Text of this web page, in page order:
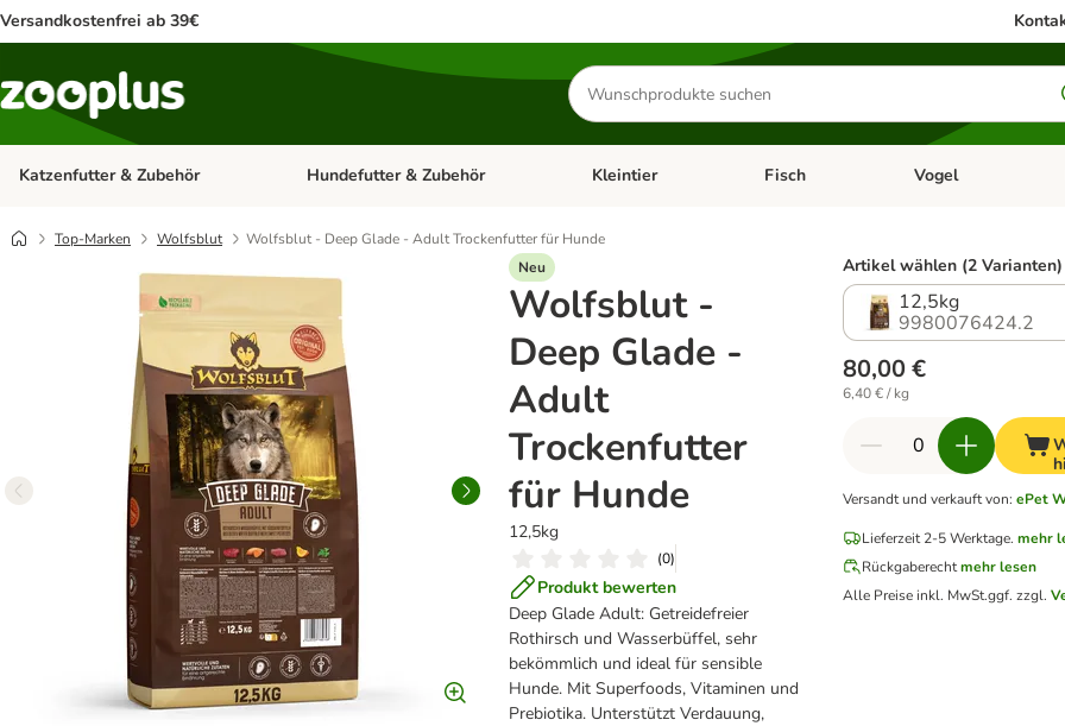
Versandkostenfrei ab 39€
Produkte
suchen
Katzenfutter & Zubehör Kategorie-Menü öffnen: Katzenfutter & Zubehör
Hundefutter & Zubehör Kategorie-Menü öffnen: Hundefutter & Zubehör
Kleintier Kategorie-Menü öffnen: Kleintier
Fisch Kategorie-Menü
Vogel
Top-Marken Wolfsblut
Wolfsblut - Deep Glade - Adult Trockenfutter für Hunde
Neu
Wolfsblut -
Deep Glade -
Adult
Trockenfutter
für Hunde
12,5kg
(0)
Produkt bewerten
Deep Glade Adult: Getreidefreier
Rothirsch und Wasserbüffel, sehr
bekömmlich und ideal für sensible
Hunde. Mit Superfoods, Vitaminen und
Prebiotika. Unterstützt Verdauung,
Artikel wählen (2 Varianten)
12,5kg
9980076424.2
80,00 €
6,40 € / kg
Versandt und verkauft von: ePet
Lieferzeit 2-5 Werktage. mehr
Rückgaberecht mehr lesen
Alle Preise inkl. MwSt.ggf. zzgl.